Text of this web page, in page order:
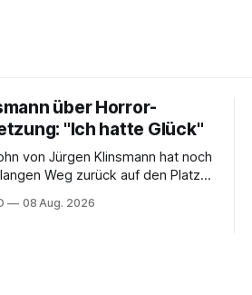
über Horror-
"Ich hatte Glück"
von Jürgen Klinsmann hat noch
Weg zurück auf den Platz
08 Aug. 2026